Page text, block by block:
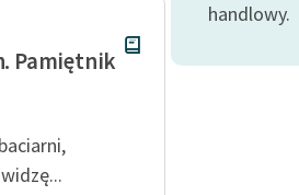
Pamiętnik
handlowy.